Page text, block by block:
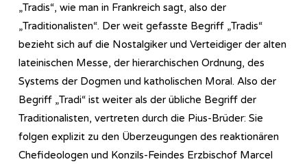
„Tradis“, wie man in Frankreich sagt, also der
„Traditionalisten“. Der weit gefasste Begriff „Tradis“
bezieht sich auf die Nostalgiker und Verteidiger der alten
lateinischen Messe, der hierarchischen Ordnung, des
Systems der Dogmen und katholischen Moral. Also der
Begriff „Tradi“ ist weiter als der übliche Begriff der
Traditionalisten, vertreten durch die Pius-Brüder: Sie
folgen explizit zu den Überzeugungen des reaktionären
Chefideologen und Konzils-Feindes Erzbischof Marcel